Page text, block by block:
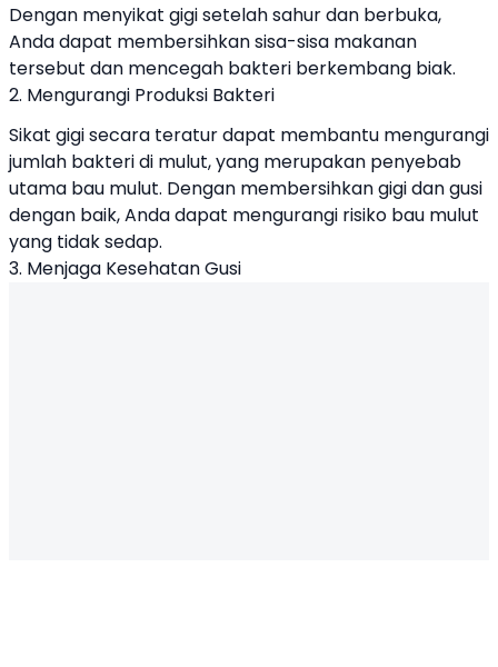
Dengan menyikat gigi setelah sahur dan berbuka,
Anda dapat membersihkan sisa-sisa makanan
tersebut dan mencegah bakteri berkembang biak.
2. Mengurangi Produksi Bakteri
Sikat gigi secara teratur dapat membantu mengurangi
jumlah bakteri di mulut, yang merupakan penyebab
utama bau mulut. Dengan membersihkan gigi dan gusi
dengan baik, Anda dapat mengurangi risiko bau mulut
yang tidak sedap.
3. Menjaga Kesehatan Gusi